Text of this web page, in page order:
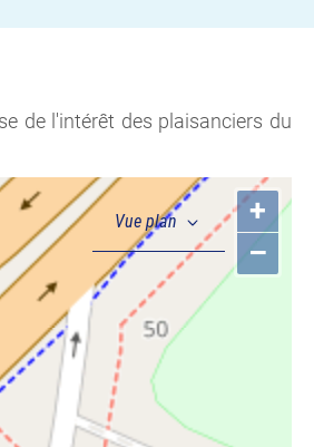
de l'intérêt des plaisanciers du
+
–